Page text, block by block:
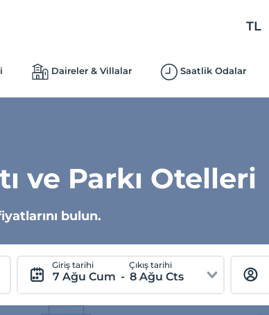
TL
Daireler & Villalar Saatlik Odalar
ve Parkı Otelleri
bulun.
Giriş tarihi
7 Ağu Cum -
Çıkış tarihi
8 Ağu Cts